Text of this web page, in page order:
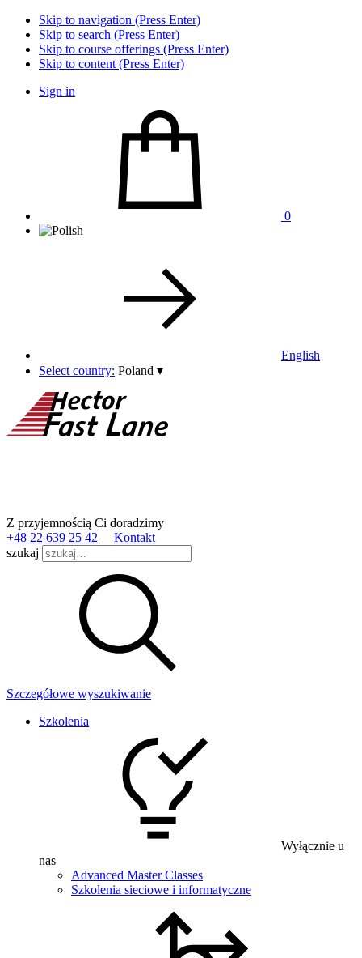
Skip to navigation (Press Enter)
Skip to search (Press Enter)
Skip to course offerings (Press Enter)
Skip to content (Press Enter)
Sign in
0
English
Select country: Poland ▾
Z przyjemnością Ci doradzimy
+48 22 639 25 42
Kontakt
szukaj
Szczegółowe wyszukiwanie
Szkolenia
Wyłącznie u
nas
Advanced Master Classes
Szkolenia sieciowe i informatyczne